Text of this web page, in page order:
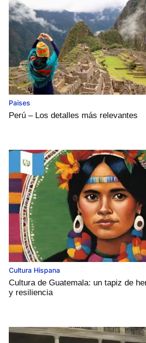
Paises
Perú – Los detalles más relevantes
Cultura Hispana
Cultura de Guatemala: un tapiz de
y resiliencia